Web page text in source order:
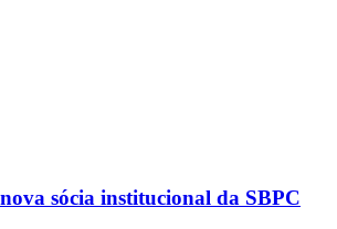
sócia institucional da SBPC